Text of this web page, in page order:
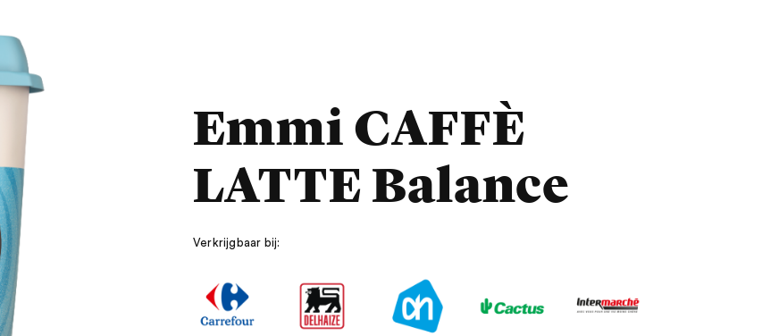
Emmi CAFFÈ
LATTE Balance
Verkrijgbaar bij: